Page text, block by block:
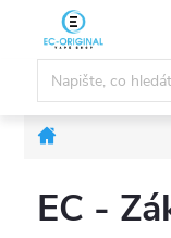
obsah
EC -